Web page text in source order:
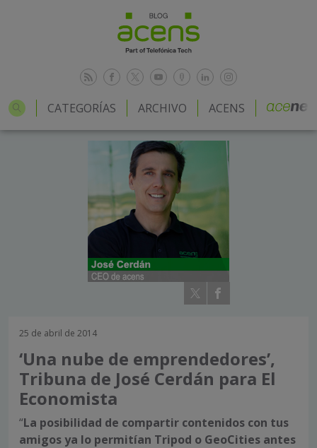
CATEGORÍAS ARCHIVO ACENS
25 de abril de 2014
‘Una nube de emprendedores’,
Tribuna de José Cerdán para El
Economista
“La posibilidad de compartir contenidos con tus
amigos ya lo permitían Tripod o GeoCities antes